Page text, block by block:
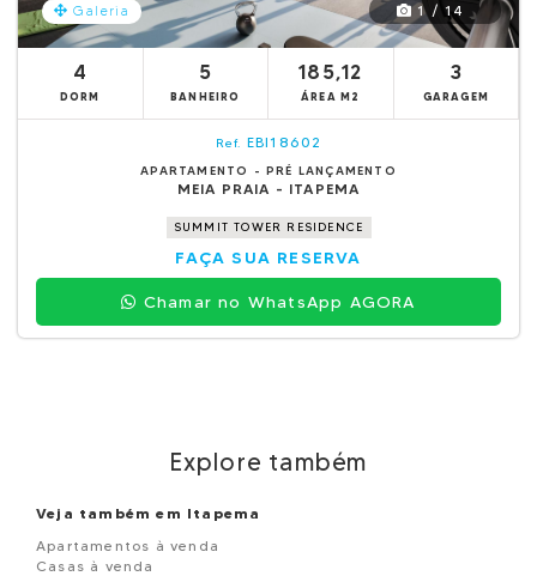
Galeria 1 / 14
4
DORM
5
BANHEIRO
185,12
ÁREA M2
3
GARAGEM
Ref. EBI18602
APARTAMENTO - PRÉ LANÇAMENTO
MEIA PRAIA - ITAPEMA
SUMMIT TOWER RESIDENCE
FAÇA SUA RESERVA
Chamar no WhatsApp AGORA
Explore também
Veja também em Itapema
Apartamentos à venda
Casas à venda